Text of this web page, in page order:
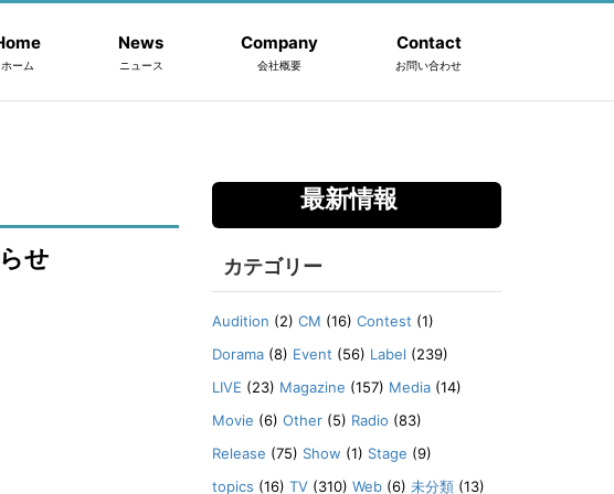
ホーム
News
ニュース
Company
会社概要
Contact
お問い合わせ
せ
最新情報
カテゴリー
Audition (2) CM (16) Contest (1)
Dorama(8) Event (56) Label (239)
LIVE (23) Magazine (157) Media(14)
Movie (6) Other(5) Radio (83)
Release (75) Show (1) Stage (9)
topics (16) TV(310) Web(6) 未分類(13)